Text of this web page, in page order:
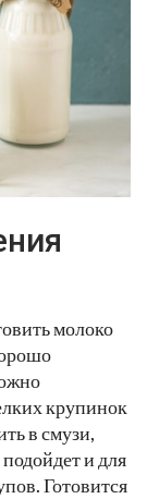
молоко
крупинок
в смузи,
и для
Готовится